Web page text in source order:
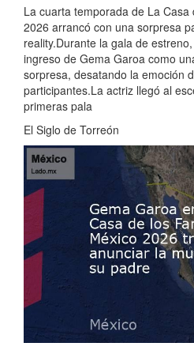
La cuarta temporada de La
2026 arrancó con una sorpresa
reality.Durante la gala de
ingreso de Gema Garoa como
sorpresa, desatando la emoción
participantes.La actriz llegó al
primeras pala
El Siglo de Torreón